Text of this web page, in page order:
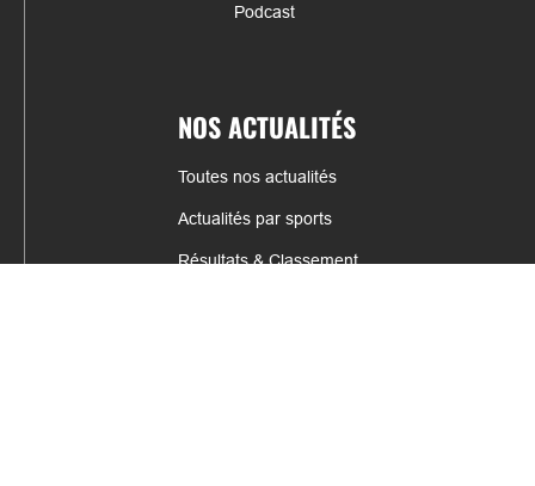
Podcast
NOS ACTUALITÉS
Toutes nos actualités
Actualités par sports
Résultats & Classement